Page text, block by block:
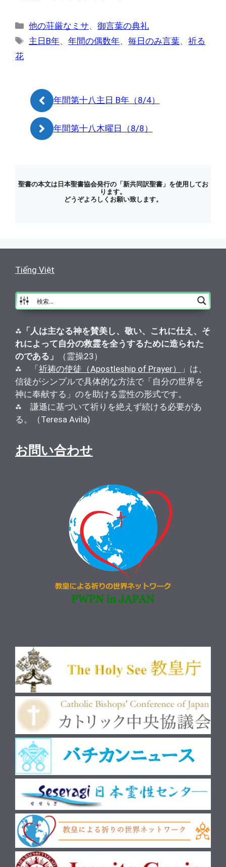
カ
テ
他の荘厳なミサ、御言葉の典礼
タ
主日B年、年間の偶数年、毎日のみ言葉、祈る
花
年間第十八主日 B年（8/4）
年間第十八木曜日（8/8）
聖書の本文は日本聖書協会発行の「新共同訳聖書」を使用してお
ります。
どうぞよろしくお願い致します。
Tiếng Việt
⁂ 「人は主なる神を賛美し、敬い、これに仕え、そ
れによって自分の救霊を全うするために造られた
のである」
（霊操23）
⁂ 「 祈祷の使徒（Apostleship of Prayer）
」は、
信徒がシンプルで具体的な方法で「自分の世界を
神に奉献する」のを助ける霊性の形式です。
⁂ 謙遜に基づいて祈りを絶えず続ける必要があ
る。（Teresa Avila)
お問い合わせ